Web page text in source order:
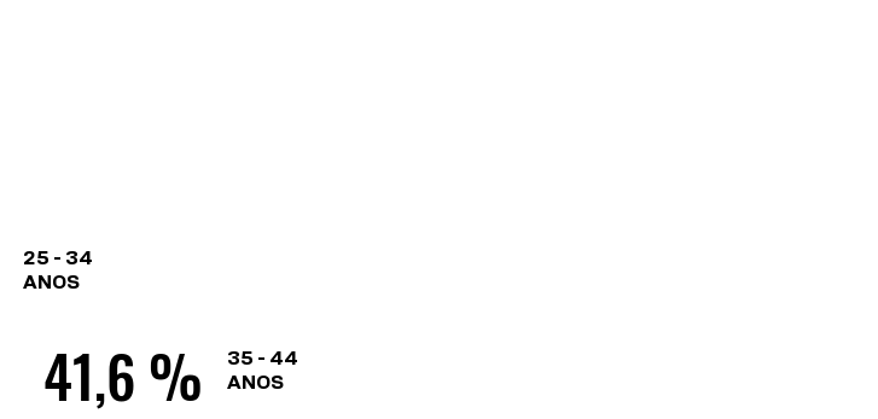
25 - 34
ANOS
41,6 %
35 - 44
ANOS